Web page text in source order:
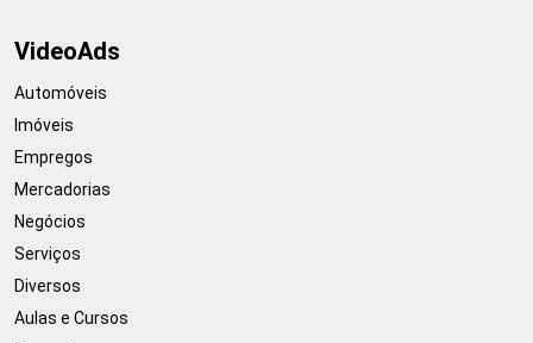
VideoAds
Automóveis
Imóveis
Empregos
Mercadorias
Negócios
Serviços
Diversos
Aulas e Cursos